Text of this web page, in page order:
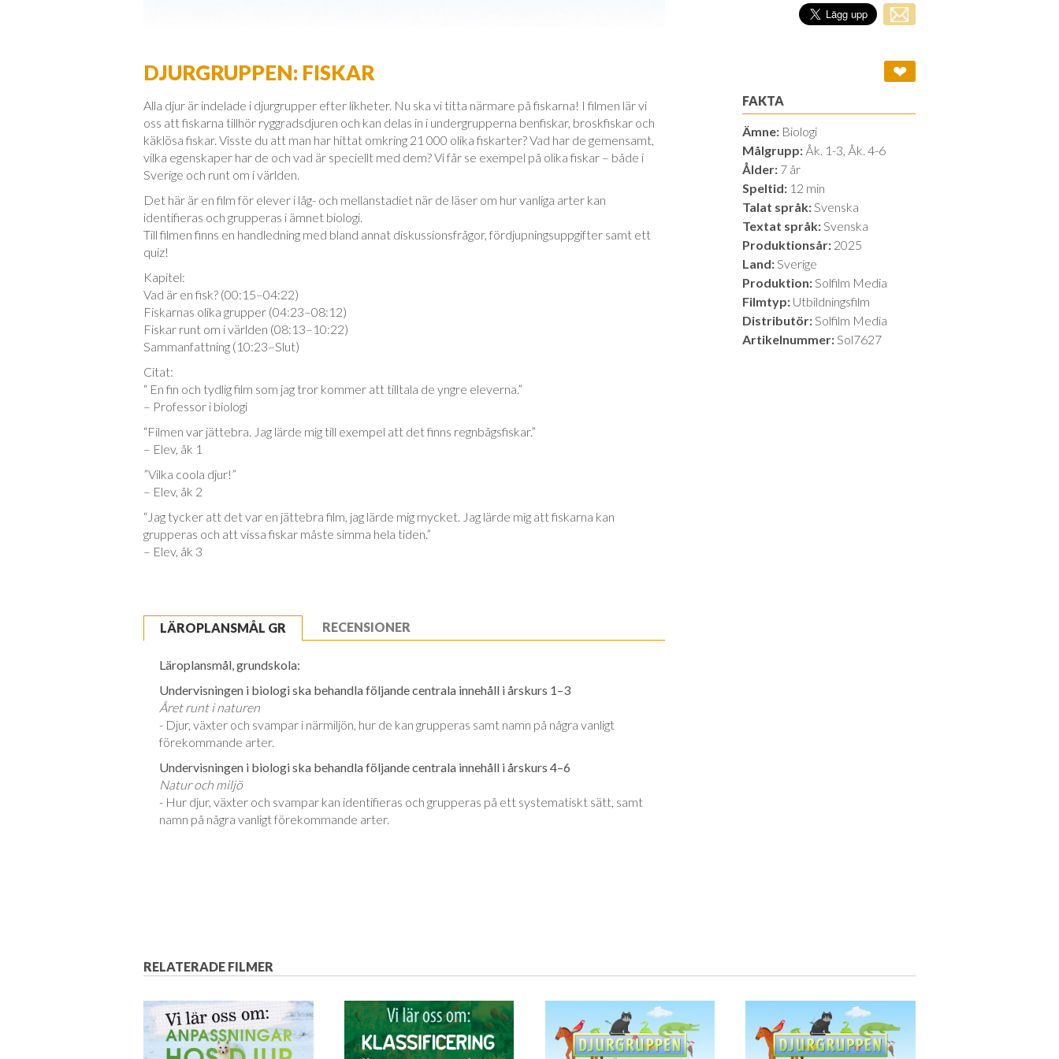
DJURGRUPPEN: FISKAR
Alla djur är indelade i djurgrupper efter likheter. Nu ska vi titta närmare på fiskarna! I filmen lär vi
oss att fiskarna tillhör ryggradsdjuren och kan delas in i undergrupperna benfiskar, broskfiskar och
käklösa fiskar. Visste du att man har hittat omkring 21 000 olika fiskarter? Vad har de gemensamt,
vilka egenskaper har de och vad är speciellt med dem? Vi får se exempel på olika fiskar – både i
Sverige och runt om i världen.
Det här är en film för elever i låg- och mellanstadiet när de läser om hur vanliga arter kan
identifieras och grupperas i ämnet biologi.
Till filmen finns en handledning med bland annat diskussionsfrågor, fördjupningsuppgifter samt ett
quiz!
Kapitel:
Vad är en fisk? (00:15–04:22)
Fiskarnas olika grupper (04:23–08:12)
Fiskar runt om i världen (08:13–10:22)
Sammanfattning (10:23–Slut)
Citat:
“ En fin och tydlig film som jag tror kommer att tilltala de yngre eleverna.”
– Professor i biologi
“Filmen var jättebra. Jag lärde mig till exempel att det finns regnbågsfiskar.”
– Elev, åk 1
”Vilka coola djur!”
– Elev, åk 2
“Jag tycker att det var en jättebra film, jag lärde mig mycket. Jag lärde mig att fiskarna kan
grupperas och att vissa fiskar måste simma hela tiden.”
– Elev, åk 3
LÄROPLANSMÅL GR
Läroplansmål, grundskola:
Undervisningen i biologi ska behandla följande centrala innehåll i årskurs 1–3
Året runt i naturen
- Djur, växter och svampar i närmiljön, hur de kan grupperas samt namn på några vanligt
förekommande arter.
Undervisningen i biologi ska behandla följande centrala innehåll i årskurs 4–6
Natur och miljö
- Hur djur, växter och svampar kan identifieras och grupperas på ett systematiskt sätt, samt
namn på några vanligt förekommande arter.
RECENSIONER
❤
FAKTA
Ämne: Biologi
Målgrupp: Åk. 1-3, Åk. 4-6
Ålder: 7 år
Speltid: 12 min
Talat språk:Svenska
Textat språk:Svenska
Produktionsår: 2025
Land:Sverige
Produktion:Solfilm Media
Filmtyp: Utbildningsfilm
Distributör:Solfilm Media
Artikelnummer:Sol7627
RELATERADE FILMER